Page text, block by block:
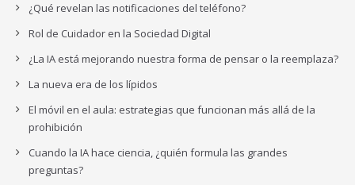
¿Qué revelan las notificaciones del teléfono?
Rol de Cuidador en la Sociedad Digital
¿La IA está mejorando nuestra forma de pensar o la reemplaza?
La nueva era de los lípidos
El móvil en el aula: estrategias que funcionan más allá de la
prohibición
Cuando la IA hace ciencia, ¿quién formula las grandes
preguntas?